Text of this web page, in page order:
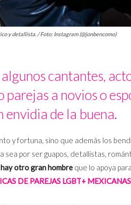
y detallista. / Foto: Instagram (@jonbencomo)
cantantes,
a novios o
envidia de la buena.
y fortuna, sino que además los
sea por ser guapos, detallistas,
otro gran hombre que lo apoya
DE PAREJAS LGBT+